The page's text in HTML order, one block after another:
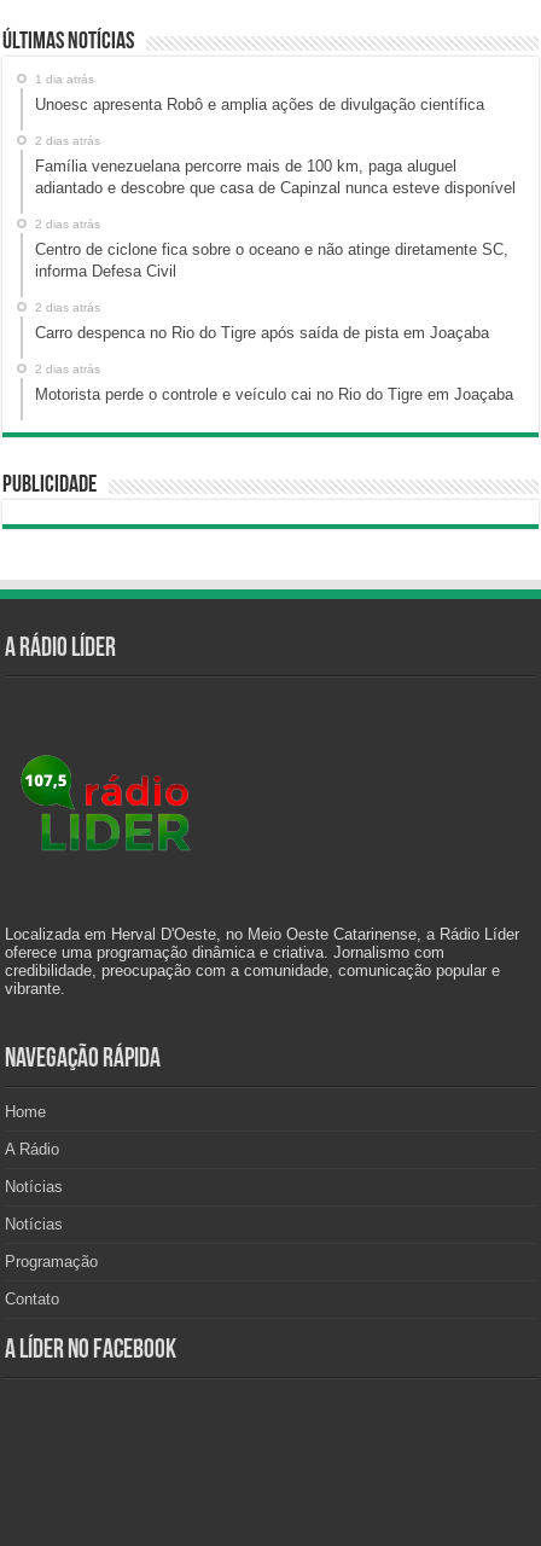
Últimas Notícias
1 dia atrás
Unoesc apresenta Robô e amplia ações de divulgação científica
2 dias atrás
Família venezuelana percorre mais de 100 km, paga aluguel
adiantado e descobre que casa de Capinzal nunca esteve disponível
2 dias atrás
Centro de ciclone fica sobre o oceano e não atinge diretamente SC,
informa Defesa Civil
2 dias atrás
Carro despenca no Rio do Tigre após saída de pista em Joaçaba
2 dias atrás
Motorista perde o controle e veículo cai no Rio do Tigre em Joaçaba
Publicidade
A Rádio Líder
Localizada em Herval D'Oeste, no Meio Oeste Catarinense, a Rádio Líder
oferece uma programação dinâmica e criativa. Jornalismo com
credibilidade, preocupação com a comunidade, comunicação popular e
vibrante.
Navegação Rápida
Home
A Rádio
Notícias
Notícias
Programação
Contato
A Líder no Facebook